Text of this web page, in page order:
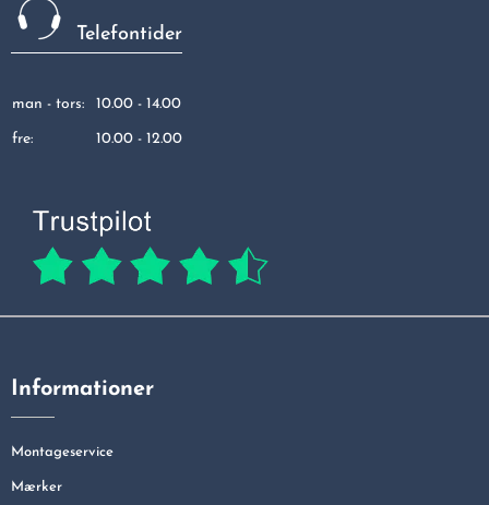
Telefontider
man - tors: 10.00 - 14.00
fre: 10.00 - 12.00
Informationer
Montageservice
Mærker